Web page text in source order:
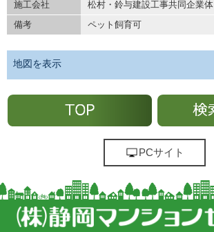
施工会社
松村・鈴与建設工事共同企業体
備考
ペット飼育可
地図を表示
PCサイト